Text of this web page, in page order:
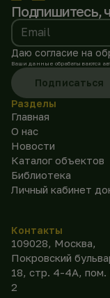
Подпишитесь,
Email
Даю согласие на
Ваши данные обрабатываются
Подписаться
Разделы
Главная
О нас
Новости
Каталог объектов
Библиотека
Личный кабинет
Контакты
109028, Москва,
Покровский
18, стр. 4-4А, пом.
2